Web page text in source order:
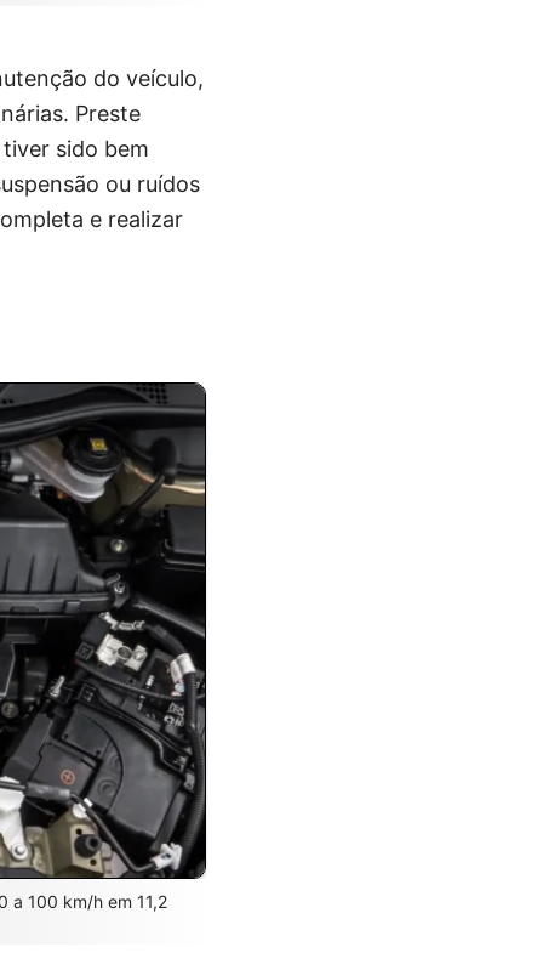
do veículo,
Preste
sido bem
ou ruídos
e realizar
a 100 km/h em 11,2